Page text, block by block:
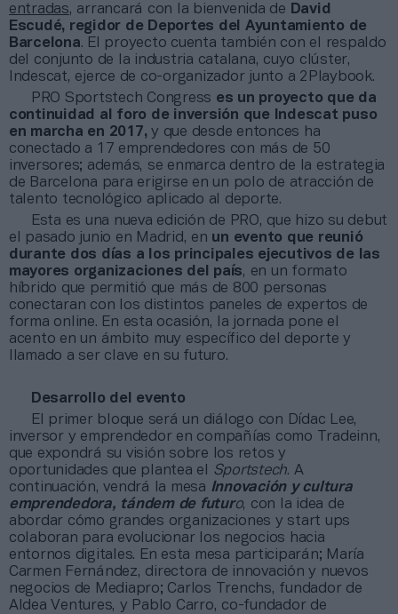
entradas, arrancará con la bienvenida de David
Escudé, regidor de Deportes del Ayuntamiento de
Barcelona. El proyecto cuenta también con el respaldo
del conjunto de la industria catalana, cuyo clúster,
Indescat, ejerce de co-organizador junto a 2Playbook.
PRO Sportstech Congress es un proyecto que da
continuidad al foro de inversión que Indescat puso
en marcha en 2017,y que desde entonces ha
conectado a 17 emprendedores con más de 50
inversores; además, se enmarca dentro de la estrategia
de Barcelona para erigirse en un polo de atracción de
talento tecnológico aplicado al deporte.
Esta es una nueva edición de PRO, que hizo su debut
el pasado junio en Madrid, en un evento que reunió
durante dos días a los principales ejecutivos de las
mayores organizaciones del país, en un formato
híbrido que permitió que más de 800 personas
conectaran con los distintos paneles de expertos de
forma online. En esta ocasión, la jornada pone el
acento en un ámbito muy específico del deporte y
llamado a ser clave en su futuro.
Desarrollo del evento
El primer bloque será un diálogo con Dídac Lee,
inversor y emprendedor en compañías como Tradeinn,
que expondrá su visión sobre los retos y
oportunidades que plantea el Sportstech. A
continuación, vendrá la mesa Innovación y cultura
emprendedora, tándem de futuro, con la idea de
abordar cómo grandes organizaciones y start ups
colaboran para evolucionar los negocios hacia
entornos digitales. En esta mesa participarán; María
Carmen Fernández, directora de innovación y nuevos
negocios de Mediapro; Carlos Trenchs, fundador de
Aldea Ventures, y Pablo Carro, co-fundador de